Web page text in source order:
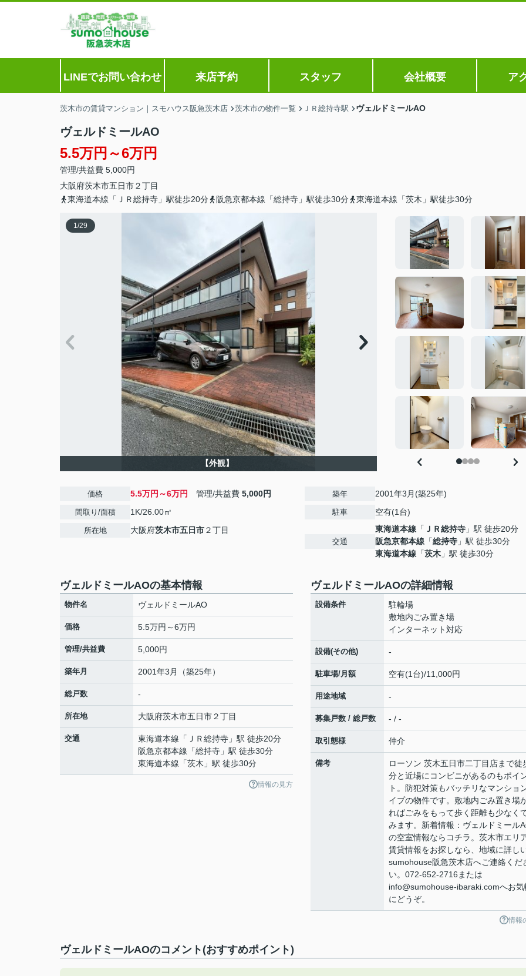
LINEでお問い合わせ 来店予約 スタッフ 会社概要 ア
茨木市の賃貸マンション｜スモハウス阪急茨木店 茨木市の物件一覧 ＪＲ総持寺駅 ヴェルドミールAO
ヴェルドミールAO
5.5万円～6万円
管理/共益費 5,000円
大阪府茨木市五日市２丁目
東海道本線「ＪＲ総持寺」駅徒歩20分
阪急京都本線「総持寺」駅徒歩30分 東海道本線「茨木」駅徒歩30分
1/29
【外観】
価格 5.5万円～6万円 管理/共益費 5,000円
間取り/面積 1K/26.00㎡
所在地 大阪府茨木市五日市２丁目
築年 2001年3月(築25年)
駐車 空有(1台)
交通
東海道本線 「 ＪＲ総持寺 」駅 徒歩20分
阪急京都本線 「総持寺 」駅 徒歩30分
東海道本線 「茨木 」駅 徒歩30分
ヴェルドミールAOの基本情報
物件名 ヴェルドミールAO
価格 5.5万円～6万円
管理/共益費 5,000円
築年月 2001年3月（築25年）
総戸数 -
所在地 大阪府茨木市五日市２丁目
交通 東海道本線 「 ＪＲ総持寺 」駅 徒歩20分
阪急京都本線 「総持寺 」駅 徒歩30分
東海道本線 「茨木 」駅 徒歩30分
情報の見方
ヴェルドミールAOの詳細情報
設備条件
駐輪場
敷地内ごみ置き場
インターネット対応
設備(その他) -
駐車場/月額 空有(1台)/11,000円
用途地域 -
募集戸数 / 総戸数 - / -
取引態様 仲介
備考
ローソン 茨木五日市二丁目店まで徒
分と近場にコンビニがあるのもポイ
ト。防犯対策もバッチリなマンショ
イプの物件です。敷地内ごみ置き場
ればごみをもって歩く距離も少なく
みます。新着情報：ヴェルドミール
の空室情報ならコチラ。茨木市エリ
賃貸情報をお探しなら、地域に詳し
sumohouse阪急茨木店へご連絡くだ
い。072-652-2716または
info@sumohouse-ibaraki.comへお気
にどうぞ。
情報
ヴェルドミールAOのコメント(おすすめポイント)